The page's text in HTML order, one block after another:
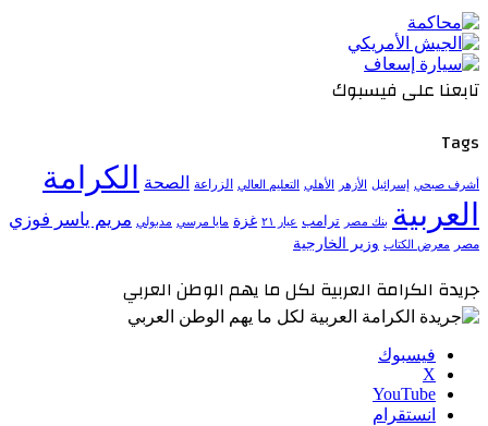
تابعنا على فيسبوك
Tags
أشرف صبحي إسرائيل الأزهر الأهلي التعليم العالي الزراعة الصحة
الكرامة
العربية
بنك مصر ترامب عيار ٢١ غزة مايا مرسي مدبولي مريم ياسر فوزي
مصر معرض الكتاب وزير الخارجية
جريدة الكرامة العربية لكل ما يهم الوطن العربي
فيسبوك
‫X
‫YouTube
انستقرام